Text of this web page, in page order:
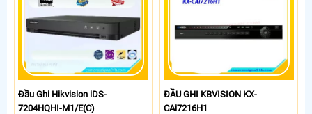
Đầu Ghi Hikvision iDS-
7204HQHI-M1/E(C)
ĐẦU GHI KBVISION KX-
CAi7216H1